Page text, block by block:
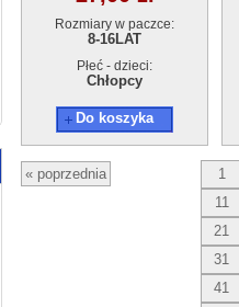
Rozmiary w paczce:
8-16LAT
Płeć - dzieci:
Chłopcy
Do koszyka
« poprzednia
1
11
21
31
41